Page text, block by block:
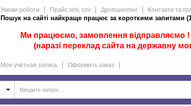
Умови роботи Прайс xml, csv Дропшиппінг Контакти та
Пошук на сайті найкраще працює за короткими запитами
Ми працюємо, замовлення відправляємо !
(наразі переклад сайта на державну
Моя учётная запись Оформить заказ